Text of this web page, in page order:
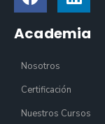
Academia
Nosotros
Certificación
Nuestros Cursos